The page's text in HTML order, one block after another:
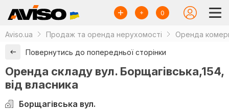
0
Aviso.ua Продаж та оренда нерухомості Оренда
Повернутись до попередньої сторінки
Оренда складу вул. Борщагівська,154,
від власника
Борщагівська вул.